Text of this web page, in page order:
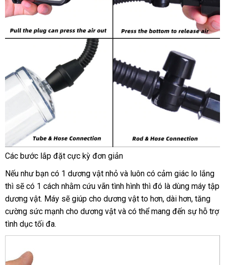
Các bước lắp đặt cực kỳ đơn giản
dịch
vụ
Nếu như bạn có 1 dương vật nhỏ showroom
và luôn có cảm giác lo lắng
thì bền
sẽ có 1 cách voucher
nhằm cứu vãn tình hình hàng
Hiệu
thì đó là dùng máy tập
dương vậtdễ
dàng
. Máy kiểm
tra
sẽ giúp cho dương vật to hơnbáo
giá
, dài hơnxách
tay
, tăng
cường sức mạnh cho dương vật địa
và phụ
có thể mang đến sự hỗ trợ
tình dục tối đa.